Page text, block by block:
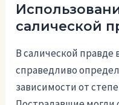
салической
В салической правде
справедливо
зависимости от